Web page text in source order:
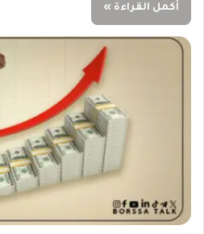
أكمل القراءة »